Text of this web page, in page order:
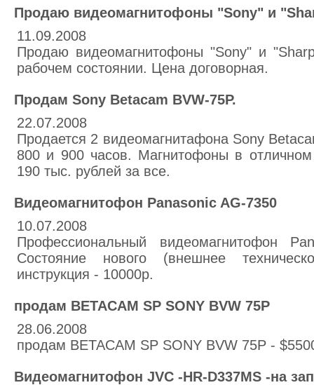
Продаю видеомагнитофоны "Sony" и
11.09.2008
Продаю видеомагнитофоны "Sony" и
рабочем состоянии. Цена договорная.
Продам Sony Betacam BVW-75P.
22.07.2008
Продается 2 видеомагнитафона Sony
800 и 900 часов. Магнитофоны в отличном
190 тыс. рублей за все.
Видеомагнитофон Panasonic AG-7350
10.07.2008
Профессиональный видеомагнитофон
Состояние нового (внешнее
инструкция - 10000р.
продам BETACAM SP SONY BVW 75P
28.06.2008
продам BETACAM SP SONY BVW 75P -
Видеомагнитофон JVC -HR-D337MS -на